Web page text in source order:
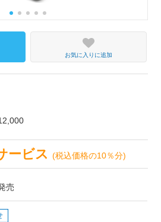
お気に入りに追加
ービス(税込価格の10％分)
売